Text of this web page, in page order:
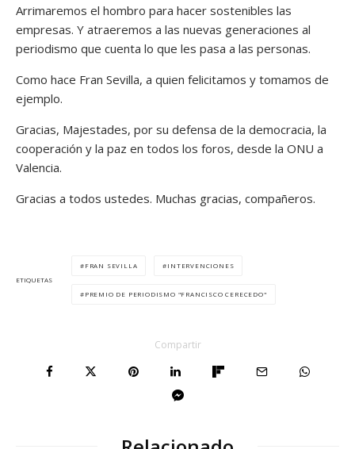
Arrimaremos el hombro para hacer sostenibles las
empresas. Y atraeremos a las nuevas generaciones al
periodismo que cuenta lo que les pasa a las personas.
Como hace Fran Sevilla, a quien felicitamos y tomamos de
ejemplo.
Gracias, Majestades, por su defensa de la democracia, la
cooperación y la paz en todos los foros, desde la ONU a
Valencia.
Gracias a todos ustedes. Muchas gracias, compañeros.
ETIQUETAS
FRAN SEVILLA INTERVENCIONES
PREMIO DE PERIODISMO "FRANCISCO CERECEDO"
Compartir